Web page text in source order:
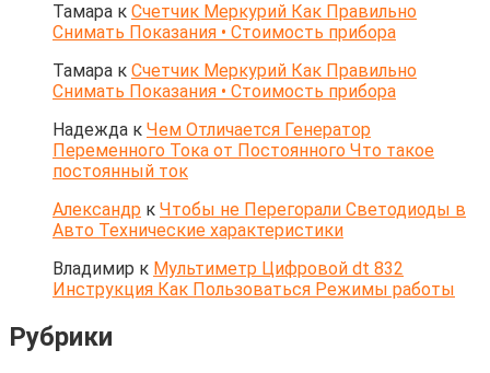
Тамара к Счетчик Меркурий Как Правильно
Снимать Показания • Стоимость прибора
Тамара к Счетчик Меркурий Как Правильно
Снимать Показания • Стоимость прибора
Надежда к Чем Отличается Генератор
Переменного Тока от Постоянного Что такое
постоянный ток
Александр к Чтобы не Перегорали Светодиоды в
Авто Технические характеристики
Владимир к Мультиметр Цифровой dt 832
Инструкция Как Пользоваться Режимы работы
Рубрики